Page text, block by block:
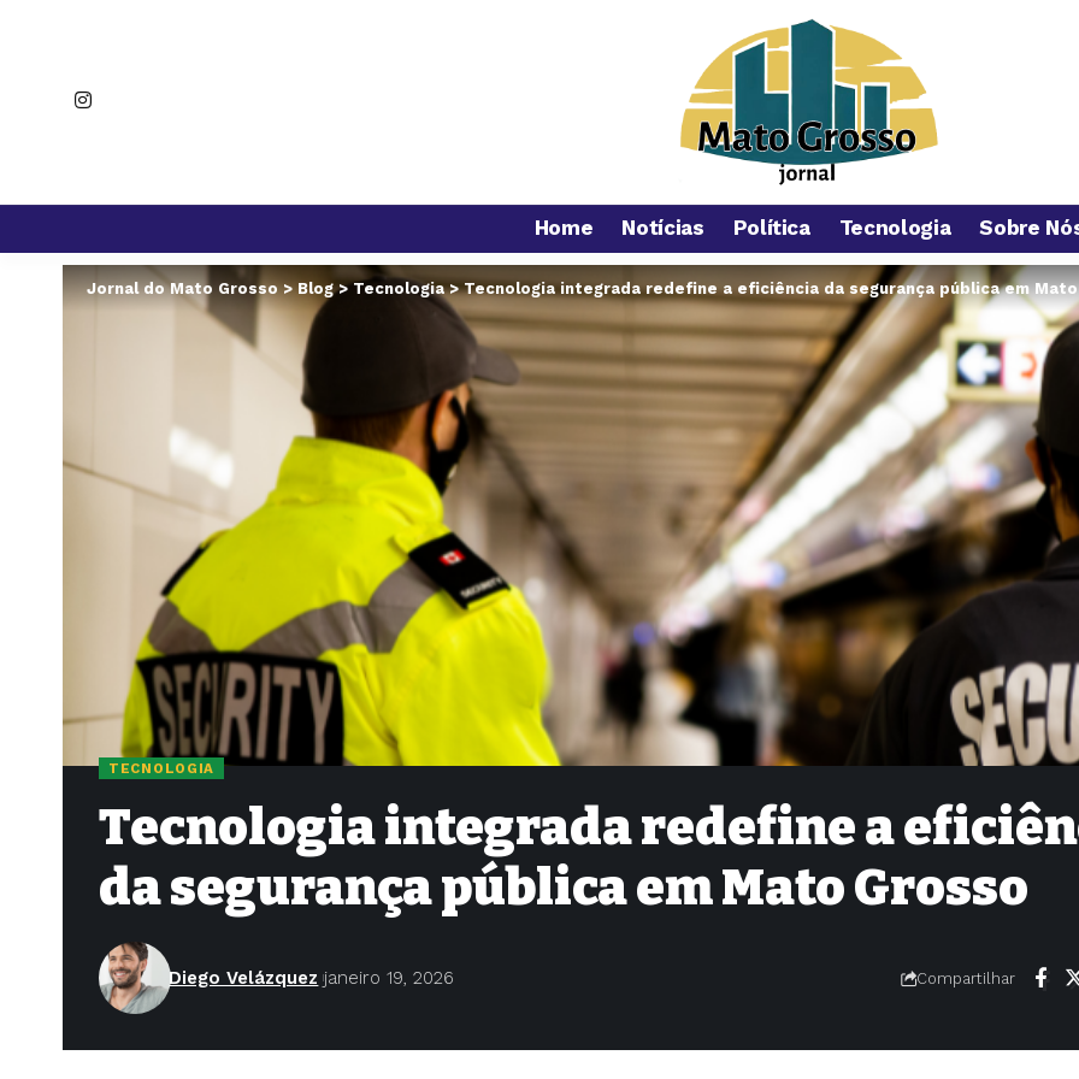
Home Notícias Política Tecnologia Sobre
Jornal do Mato Grosso > Blog>Tecnologia>Tecnologia integrada redefine a eficiência da segurança pública em
TECNOLOGIA
Tecnologia integrada redefine a
da segurança pública em Mato Grosso
Diego Velázquez janeiro 19, 2026 Compartilhar